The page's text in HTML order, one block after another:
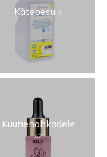
Kätepesu 8
Küünenahkadele
47